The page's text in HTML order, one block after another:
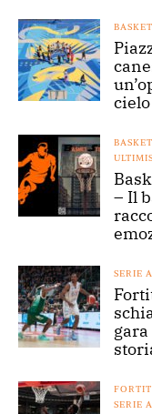
– Il
SERIE
gara
SERIE